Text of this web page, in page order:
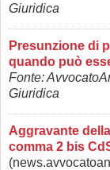
Giuridica
Presunzione di
quando può
Fonte:
Giuridica
Aggravante
comma 2 bis